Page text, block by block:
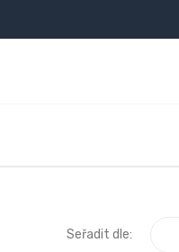
Seřadit dle: